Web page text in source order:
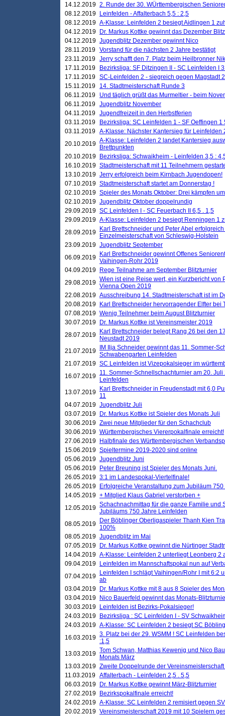
14.12.2019 2. Runde der 30. WÜrttembergischen
08.12.2019
Leinfelden - Affalterbach 5,5 : 2,5
08.12.2019 A-Klasse: Leinfelden 2 besiegt Aidlingen 1
04.12.2019
Dr. Markus Kottke gewinnt das Dezember
04.12.2019 Jugendblitz Dezember gewinnt Nico
28.11.2019 Vorstand für die nächsten 2 Jahre bestätigt
23.11.2019 Jerry schafft den 7. Platz beim Heilbronner
17.11.2019
Bezirksliga: SF Ditzingen II - SC Leinfelden I
17.11.2019 SC-Leinfelden 2 - siegreich gegen Magstadt 2
15.11.2019
14. Stadtmeisterschaft Runde 3
06.11.2019
Und täglich grüßt das Murmeltier - beim
06.11.2019 Jugendblitz November
04.11.2019 Jugendfreizeit in den Herbstferien
03.11.2019
Bezirksliga: SC Leinfelden 1 - SF Oeffingen 1
03.11.2019 A-Klasse: Nächster Kantersieg für Leinfelden
20.10.2019 A-Klasse: Leinfelden 2 landet Kantersieg
Brettpunkten
20.10.2019
Bezirksliga: Schwaikheim - Leinfelden 3,5 :
16.10.2019 Stadtmeisterschaft mit 11 Teilnehmern
13.10.2019 Jerry erfolgreich beim Kirnbach Jugendopen!
07.10.2019 Stadtmeisterschaft startet am Donnerstag !
02.10.2019 Spieler des Monats Oktober: Drei kämpfen
02.10.2019 Jugendblitz Oktober doppelrundig
29.09.2019 SC Leinfelden I - SC Feuerbach II 6,5 . 1,5
29.09.2019 A-Klasse: Leinfelden 2 besiegt Renningen 1
28.09.2019
Karl Brettschneider und Peter Abel
Einzelmeisterschaft von Schleswig-Holstein
23.09.2019 Jugendblitz September
06.09.2019
Karl Brettschneider gewinnt Offenes
Vaihingen-Rohr 2019
04.09.2019
Rege Teilnahme am September Blitzturnier
29.08.2019 Wien ist eine Reise wert, ein Kurzbericht von
Vienna Open 2019
22.08.2019 Ausschreibung 14. Stadtmeisterschaft ist im
20.08.2019
Karl Brettschneider hervorragender Elfter bei
07.08.2019 Wenig Teilnehmer beim August Blitzturnier
30.07.2019
Dr. Markus Kottke ist Vereinsmeister 2019
28.07.2019
Karl Brettschneider belegt Rang 26 bei den
Neustadt 2019
21.07.2019
IM Ilja Schneider gewinnt das 11. Sommer-
Schwabengarten Leinfelden
21.07.2019 SC Leinfelden ist Vizepokalsieger im
16.07.2019 11. Sommer-Schnellschachturnier am 20.
Leinfelden
13.07.2019
Karl Brettschneider in Freudenstadt mit 6,0
11
04.07.2019 Jugendblitz Juli
03.07.2019
Dr. Markus Kottke ist Spieler des Monats Juli
30.06.2019 Zwei neue Mitglieder für den Schachclub
30.06.2019 Württembergisches Viererpokalfinale erreicht!
27.06.2019
Halbfinale des Württembergischen
15.06.2019 Spieltermine 2019-2020 sind online
05.06.2019 Jugendblitz Juni
05.06.2019
Peter Breuning ist Spieler des Monats Juni.
26.05.2019 3:1 im Landespokal-Viertelfinale!
26.05.2019
Erfolgreiche Veranstaltung zum Jubiläum
14.05.2019 + Mitglied Klaus Gabriel verstorben +
12.05.2019 Schachnachmittag für die ganze Familie und
Jubiläums 750 Jahre Leinfelden
08.05.2019
Der Böblinger Oberligaspieler Thanh Kien
100%
08.05.2019 Jugendblitz im Mai
07.05.2019
Dr. Markus Kottke gewinnt die Nürtinger
14.04.2019 A-Klasse: Leinfelden 2 unterliegt Leonberg 2
09.04.2019
Leinfelden im Mannschaftspokal nun auf
07.04.2019
Leinfelden I schlägt Vaihingen/Rohr I mit 6:2
ab
03.04.2019
Dr. Markus Kottke mit 8 aus 8 Spieler des
03.04.2019
Nico Bauerfeld gewinnt das Monats-
30.03.2019
Leinfelden ist Bezirks-Pokalsieger!
24.03.2019
Bezirksliga : SC Leinfelden I - SV
24.03.2019 A-Klasse: SC Leinfelden 2 besiegt SC
16.03.2019 3. Platz bei der 29. WSMM ! SC Leinfelden
:1,5
13.03.2019 Tom Schwan, Matthias Kewenig und Nico
Monats März
13.03.2019 Zweite Doppelrunde der
11.03.2019 Affalterbach - Leinfelden 2,5 . 5,5
06.03.2019
Dr. Markus Kottke gewinnt März-Blitzturnier
27.02.2019
Bezirkspokalfinale erreicht!
24.02.2019 A-Klasse: SC Leinfelden 2 remisiert gegen
20.02.2019 Vereinsmeisterschaft 2019 mit 10 Spielern